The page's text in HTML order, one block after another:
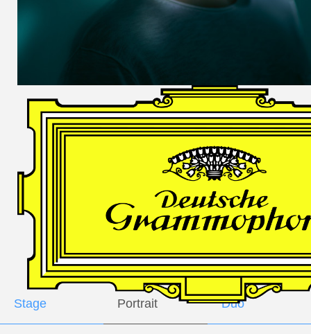
GESÄNGE
Andrè Schuen,
Baritone
Daniel Heide,
Piano
GALLERY
Stage Portrait Duo